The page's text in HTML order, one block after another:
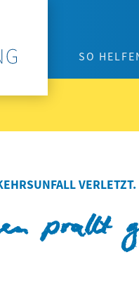
SO
prallt
VERLETZT.